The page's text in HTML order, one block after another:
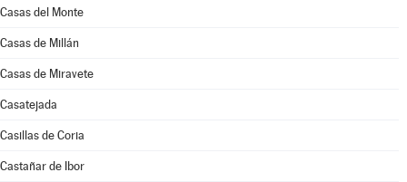
Casas del Monte
Casas de Millán
Casas de Miravete
Casatejada
Casillas de Coria
Castañar de Ibor